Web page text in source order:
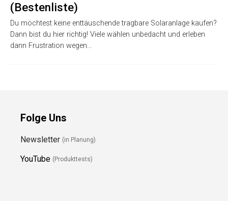
(Bestenliste)
Du möchtest keine enttäuschende tragbare Solaranlage kaufen?
Dann bist du hier richtig! Viele wählen unbedacht und erleben
dann Frustration wegen…
Folge Uns
Newsletter (in Planung)
YouTube (Produkttests)